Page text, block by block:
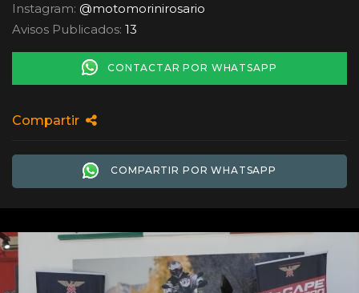
Instagram: @motomorinirosario
Avisos Publicados: 13
CONTACTAR POR WHATSAPP
Compartir
COMPARTIR POR WHATSAPP